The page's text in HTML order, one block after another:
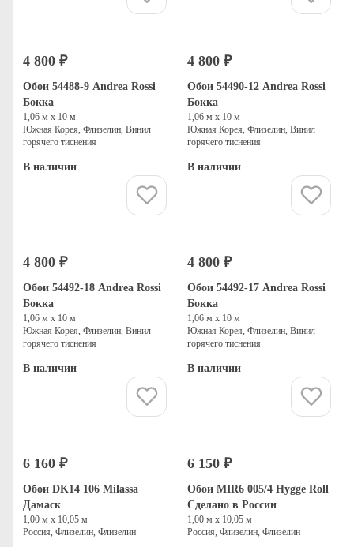
4 800 ₽
Обои 54488-9 Andrea Rossi
Бокка
1,06 м х 10 м
Южная Корея, Флизелин, Винил
горячего тиснения
В наличии
4 800 ₽
Обои 54490-12 Andrea Rossi
Бокка
1,06 м х 10 м
Южная Корея, Флизелин, Винил
горячего тиснения
В наличии
4 800 ₽
Обои 54492-18 Andrea Rossi
Бокка
1,06 м х 10 м
Южная Корея, Флизелин, Винил
горячего тиснения
В наличии
4 800 ₽
Обои 54492-17 Andrea Rossi
Бокка
1,06 м х 10 м
Южная Корея, Флизелин, Винил
горячего тиснения
В наличии
6 160 ₽
Обои DK14 106 Milassa
Дамаск
1,00 м х 10,05 м
Россия, Флизелин, Флизелин
6 150 ₽
Обои MIR6 005/4 Hygge Roll
Сделано в России
1,00 м х 10,05 м
Россия, Флизелин, Флизелин